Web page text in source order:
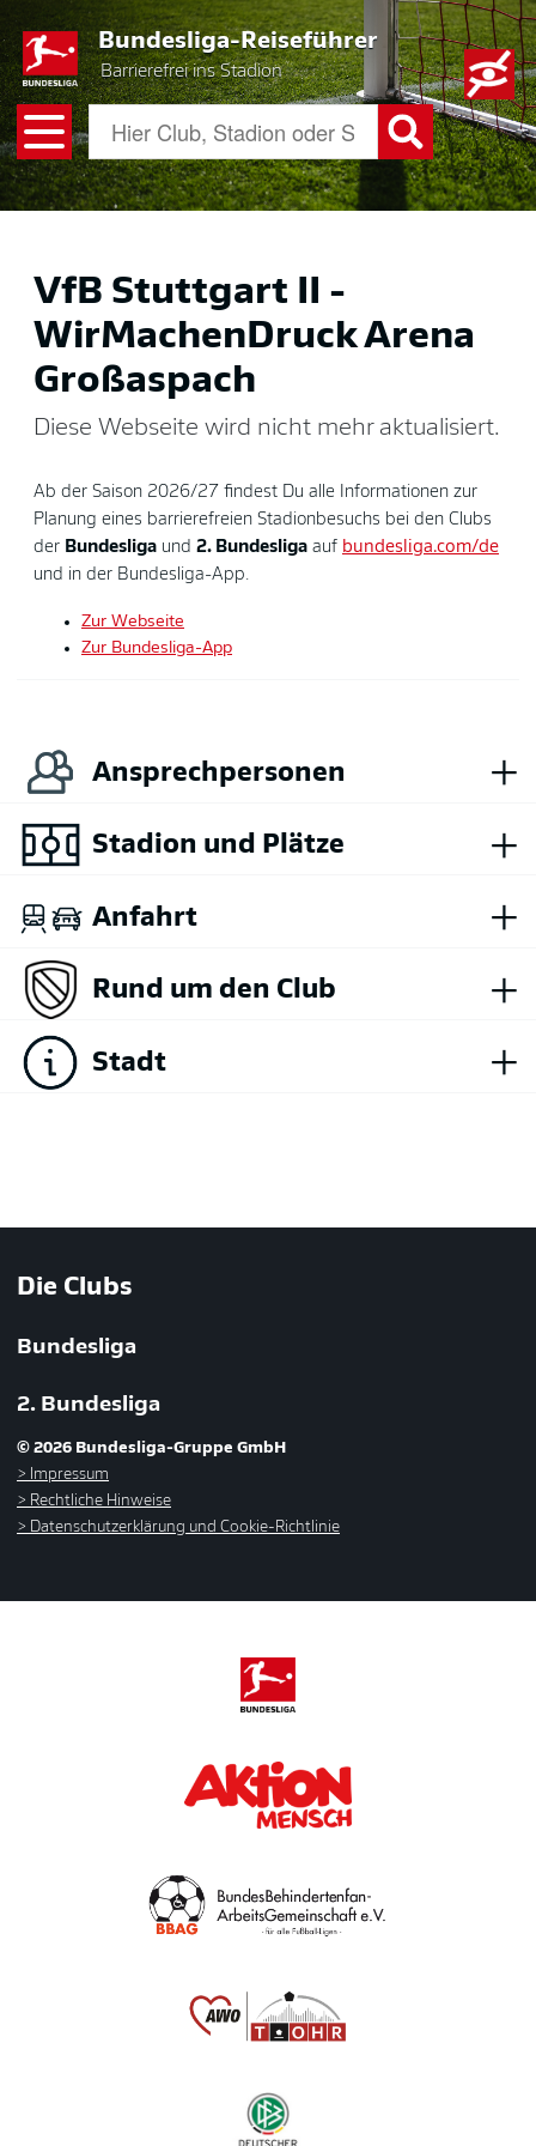
to
main
content
Bundesliga-Reiseführer
Barrierefrei ins Stadion
VfB Stuttgart II -
WirMachenDruck Arena
Großaspach
Diese Webseite wird nicht mehr aktualisiert.
Ab der Saison 2026/27 findest Du alle Informationen zur
Planung eines barrierefreien Stadionbesuchs bei den Clubs
der Bundesliga und 2. Bundesliga auf bundesliga.com/de
und in der Bundesliga-App.
Zur Webseite
Zur Bundesliga-App
Ansprechpersonen +
Stadion und Plätze +
Anfahrt +
Rund um den Club +
Stadt +
Die Clubs
Bundesliga
2. Bundesliga
© 2026 Bundesliga-Gruppe GmbH
Impressum
Rechtliche Hinweise
Datenschutzerklärung und Cookie-Richtlinie